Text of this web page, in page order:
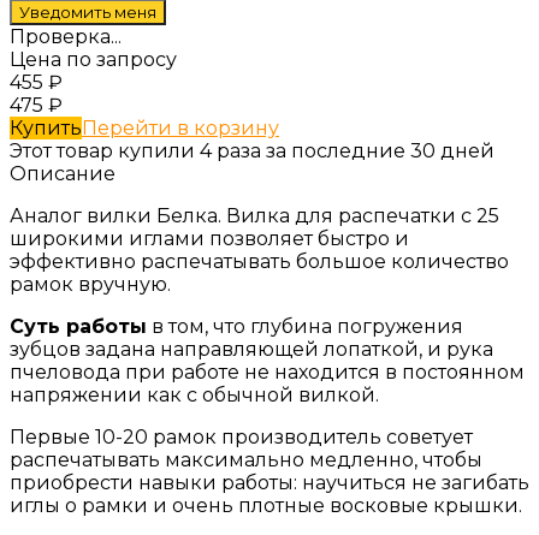
Проверка...
Цена по запросу
455 ₽
475 ₽
КупитьПерейти в корзину
Этот товар купили 4 раза за последние 30 дней
Описание
Аналог вилки Белка. Вилка для распечатки с 25
широкими иглами позволяет быстро и
эффективно распечатывать большое количество
рамок вручную.
Суть работы в том, что глубина погружения
зубцов задана направляющей лопаткой, и рука
пчеловода при работе не находится в постоянном
напряжении как с обычной вилкой.
Первые 10-20 рамок производитель советует
распечатывать максимально медленно, чтобы
приобрести навыки работы: научиться не загибать
иглы о рамки и очень плотные восковые крышки.